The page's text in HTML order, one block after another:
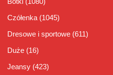
Czółenka (1045)
Dresowe i sportowe (611)
Duże (16)
Jeansy (423)